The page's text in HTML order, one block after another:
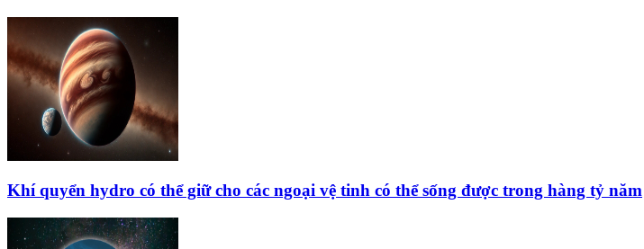
Khí quyển hydro có thể giữ cho các ngoại vệ tinh có thể sống được trong hàng tỷ năm